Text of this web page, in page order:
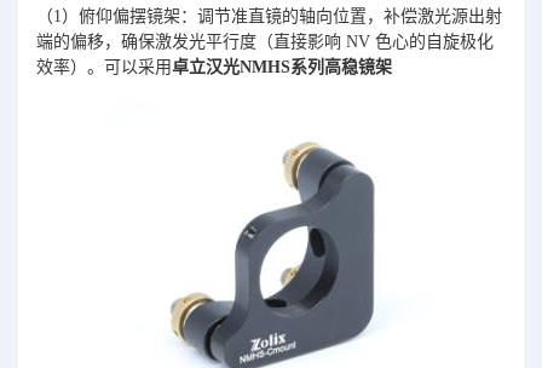
（1）俯仰偏摆镜架：调节准直镜的轴向位置，补偿激光源出射
端的偏移，确保激发光平行度（直接影响 NV 色心的自旋极化
效率）。可以采用卓立汉光NMHS系列高稳镜架